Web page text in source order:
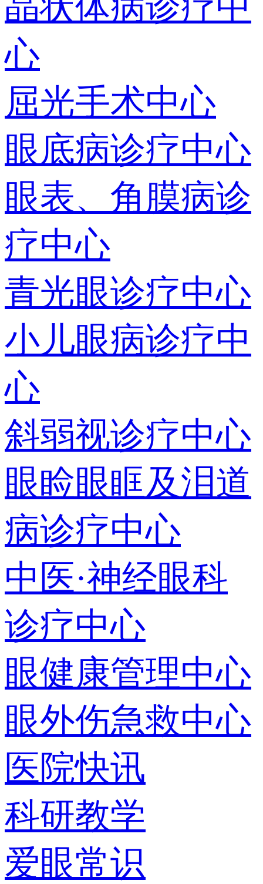
心
屈光手术中心
眼底病诊疗中心
眼表、角膜病诊
疗中心
青光眼诊疗中心
小儿眼病诊疗中
心
斜弱视诊疗中心
眼睑眼眶及泪道
病诊疗中心
中医·神经眼科
诊疗中心
眼健康管理中心
眼外伤急救中心
医院快讯
科研教学
爱眼常识